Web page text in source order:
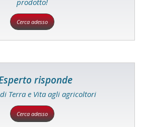
prodotto!
Cerca adesso
risponde
Terra e Vita agli agricoltori
Cerca adesso